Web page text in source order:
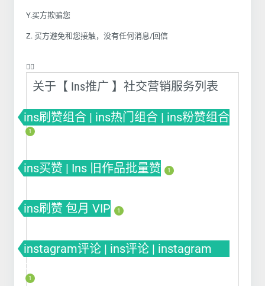
Y.买方欺骗您
Z. 买方避免和您接触，没有任何消息/回信
❤️‍🔥
关于【 Ins推广 】社交营销服务列表
ins刷赞组合 | ins热门组合 | ins粉赞组合
1
ins买赞 | Ins 旧作品批量赞 1
ins刷赞 包月 VIP 1
instagram评论 | ins评论 | instagram
comment
1